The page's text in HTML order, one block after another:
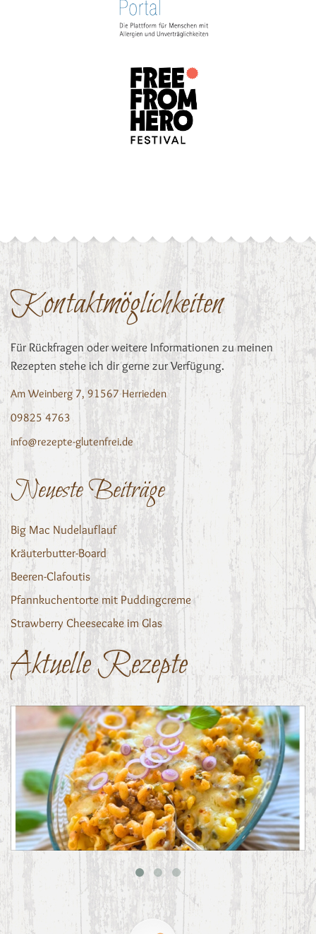
Kontaktmöglichkeiten
Für Rückfragen oder weitere Informationen zu meinen
Rezepten stehe ich dir gerne zur Verfügung.
Am Weinberg 7, 91567 Herrieden
09825 4763
info@rezepte-glutenfrei.de
Neueste Beiträge
Big Mac Nudelauflauf
Kräuterbutter-Board
Beeren-Clafoutis
Pfannkuchentorte mit Puddingcreme
Strawberry Cheesecake im Glas
Aktuelle Rezepte
Big Mac Nudelauflauf